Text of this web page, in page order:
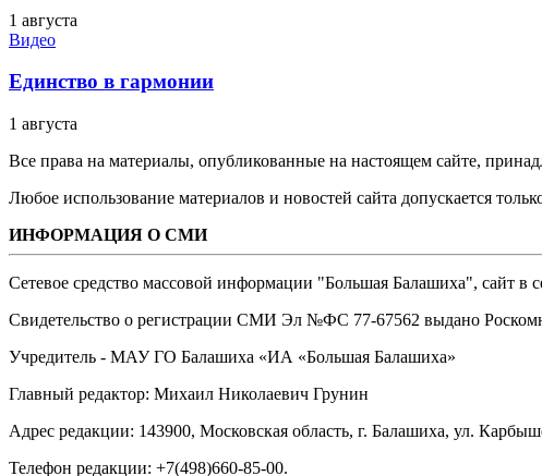
1 августа
Видео
Единство в гармонии
1 августа
Все права на материалы, опубликованные на настоящем сайте,
Любое использование материалов и новостей сайта допускается
ИНФОРМАЦИЯ О СМИ
Сетевое средство массовой информации "Большая Балашиха", сайт в
Свидетельство о регистрации СМИ Эл №ФС ‎77-67562 выдано
Учредитель - МАУ ГО Балашиха «ИА «Большая Балашиха»
Главный редактор: Михаил Николаевич Грунин
Адрес редакции: 143900, Московская область, г. Балашиха, ул.
Телефон редакции: +7(498)660-85-00.